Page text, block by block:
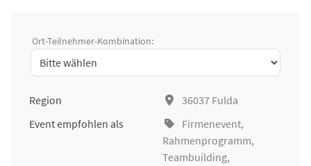
Ort-Teilnehmer-Kombination:
Region
36037 Fulda
Event empfohlen als
Firmenevent,
Rahmenprogramm,
Teambuilding,